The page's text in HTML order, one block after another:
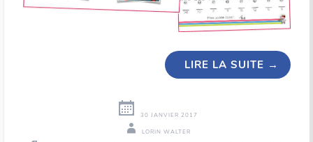
LIRE LA SUITE →
30 JANVIER 2017
LORIN WALTER